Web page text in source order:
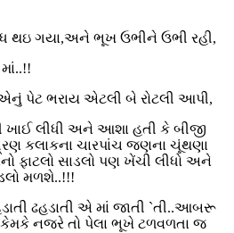
થઇ ગયા,અને ભૂખ ઉભીને ઉભી રહી,
પેટ ભરાય એટલી બે રોટલી આપી,
ખાઈ લીધી અને આશા હતી કે બીજી
કલાકના ચારપાંચ જણના ચૂંથણા
ફાટલો સાડલો પણ ખેંચી લીધો અને
મળશે..!!!
ઢહડાતી એ માં જાતી `તી..આબરૂ
નજરે તો પેલા ભૂખે ટળવળતા જ